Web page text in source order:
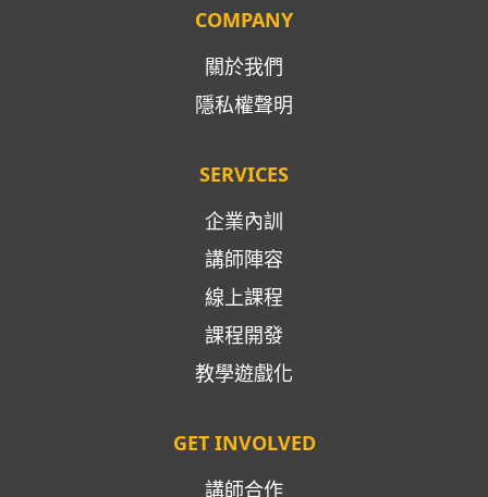
COMPANY
關於我們
隱私權聲明
SERVICES
企業內訓
講師陣容
線上課程
課程開發
教學遊戲化
GET INVOLVED
講師合作